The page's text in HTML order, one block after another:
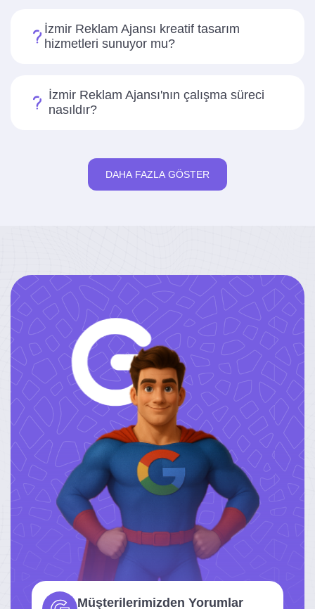
İzmir Reklam Ajansı kreatif tasarım
hizmetleri sunuyor mu?
İzmir Reklam Ajansı'nın çalışma süreci
nasıldır?
DAHA FAZLA GÖSTER
Müşterilerimizden Yorumlar